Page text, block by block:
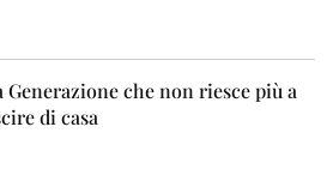
Generazione che non riesce più a
di casa